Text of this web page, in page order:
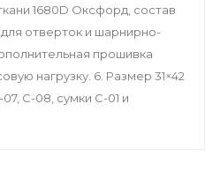
1680D Оксфорд, состав
отверток и шарнирно-
прошивка
нагрузку. 6. Размер 31×42
С-08, сумки С-01 и